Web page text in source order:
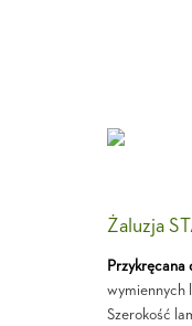
Żaluzja
Przykręcana
wymiennych
Szerokość